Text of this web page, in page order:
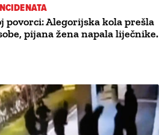
povorci: Alegorijska kola prešla
pijana žena napala liječnike.